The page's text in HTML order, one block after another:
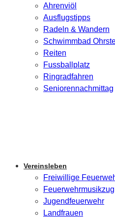
Ahrenviöl
Ausflugstipps
Radeln & Wandern
Schwimmbad
Reiten
Fussballplatz
Ringradfahren
Seniorennachmittag
Vereinsleben
Freiwillige
Feuerwehrmusikzug
Jugendfeuerwehr
Landfrauen